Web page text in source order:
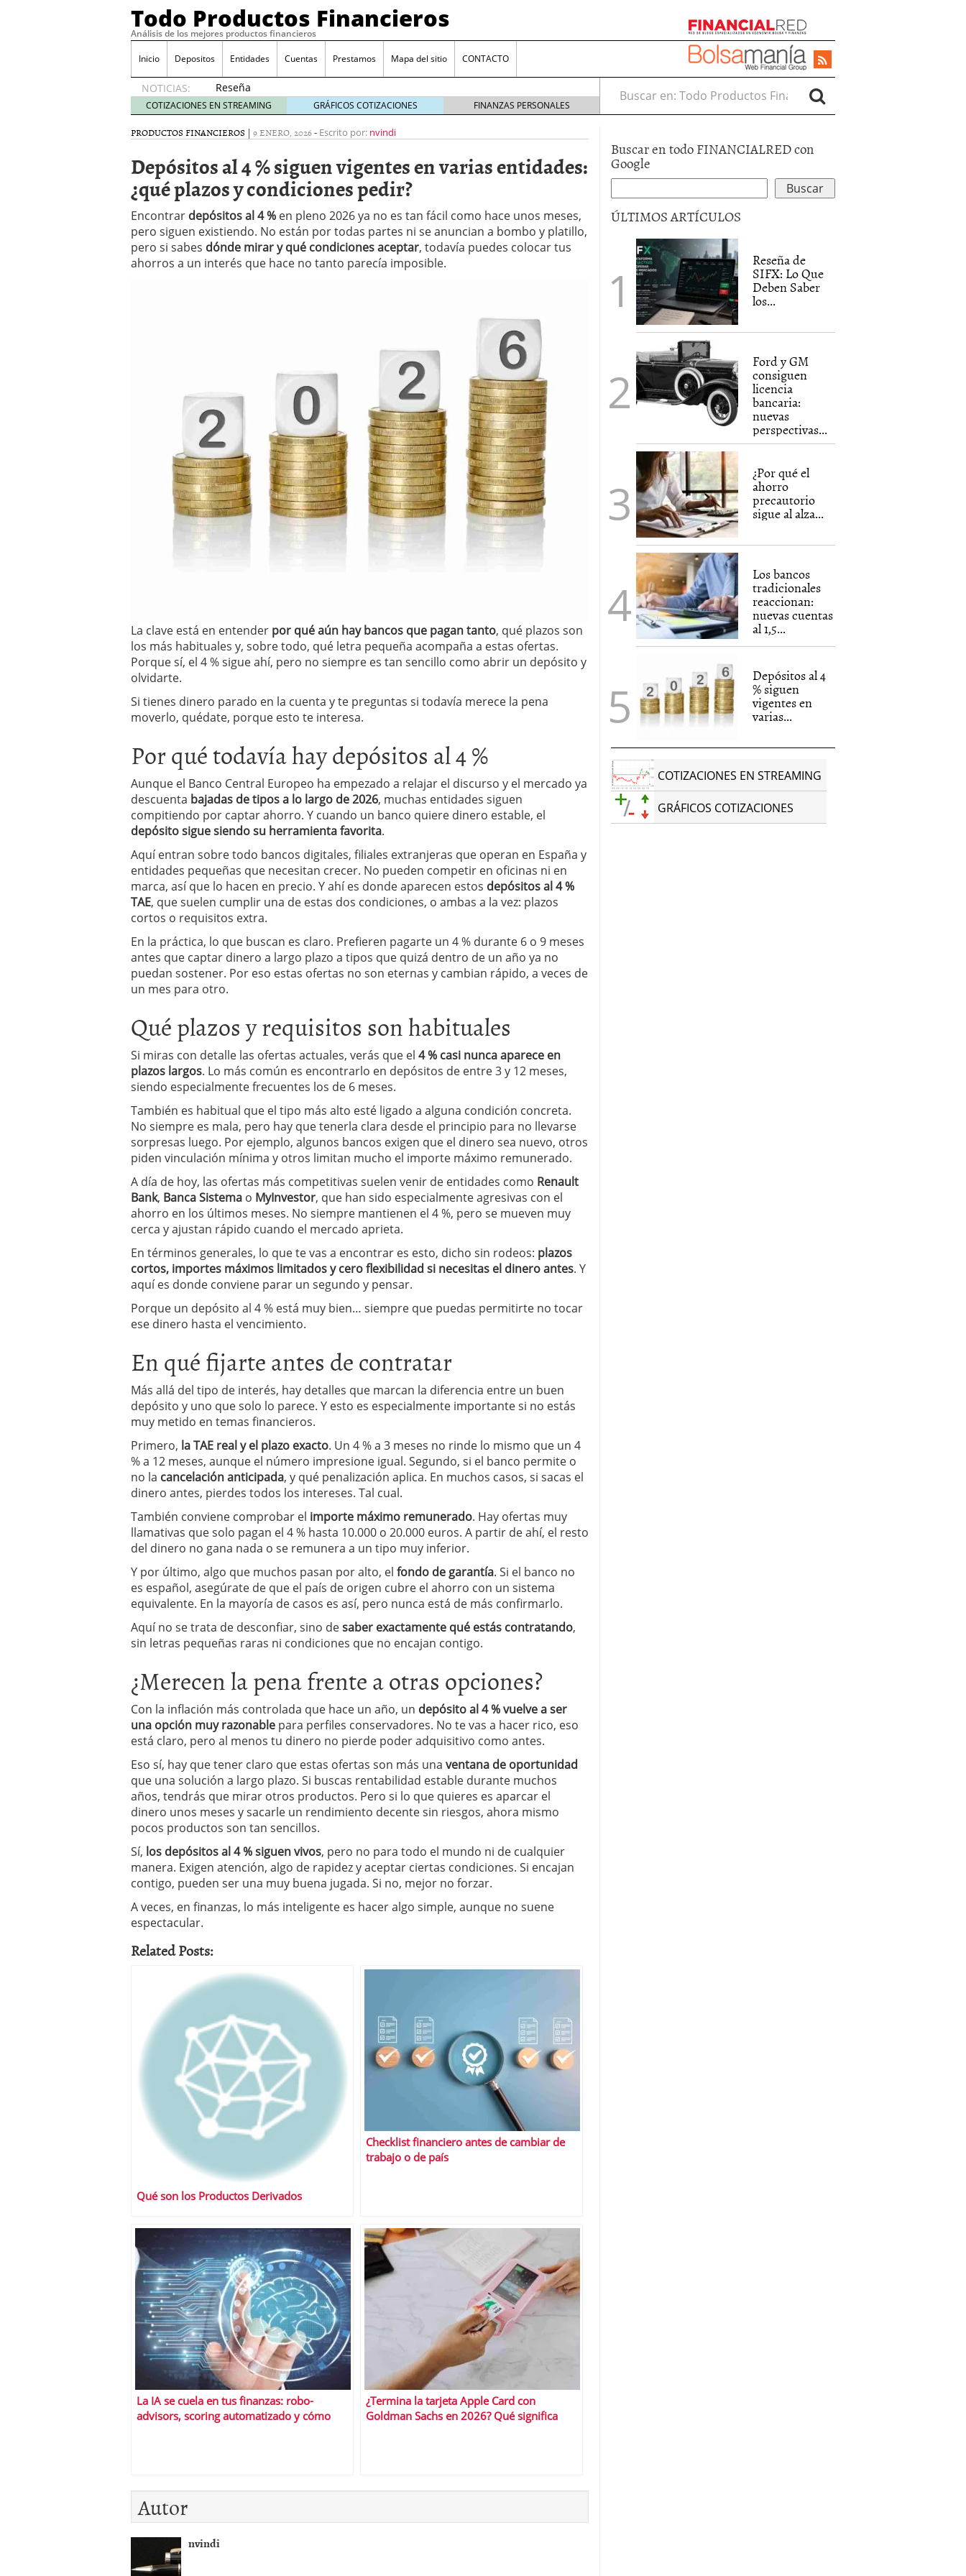
Todo Productos Financieros
Análisis de los mejores productos financieros
Inicio Depositos Entidades Cuentas Prestamos Mapa del sitio CONTACTO
NOTICIAS:
Reseña
de SIFX:
Lo Que
Deben
Traders
Mexicanos
Antes de
Operar
29/06/2026
Ford y GM consiguen licencia bancaria: nuevas perspectivas para productos
financieros ligados al sector automotriz 26/01/2026
¿Por qué el ahorro precautorio sigue al alza entre los hogares?
Depósitos al 4 % siguen vigentes en varias entidades: ¿qué plazos y
COTIZACIONES EN STREAMING GRÁFICOS COTIZACIONES FINANZAS PERSONALES
Buscar en:
PRODUCTOS FINANCIEROS | 9 ENERO, 2026- Escrito por: nvindi
Depósitos al 4 % siguen vigentes en varias entidades:
¿qué plazos y condiciones pedir?
Encontrar depósitos al 4 % en pleno 2026 ya no es tan fácil como hace unos meses,
pero siguen existiendo. No están por todas partes ni se anuncian a bombo y platillo,
pero si sabes dónde mirar y qué condiciones aceptar, todavía puedes colocar tus
ahorros a un interés que hace no tanto parecía imposible.
La clave está en entender por qué aún hay bancos que pagan tanto, qué plazos son
los más habituales y, sobre todo, qué letra pequeña acompaña a estas ofertas.
Porque sí, el 4 % sigue ahí, pero no siempre es tan sencillo como abrir un depósito y
olvidarte.
Si tienes dinero parado en la cuenta y te preguntas si todavía merece la pena
moverlo, quédate, porque esto te interesa.
Por qué todavía hay depósitos al 4 %
Aunque el Banco Central Europeo ha empezado a relajar el discurso y el mercado ya
descuenta bajadas de tipos a lo largo de 2026, muchas entidades siguen
compitiendo por captar ahorro. Y cuando un banco quiere dinero estable, el
depósito sigue siendo su herramienta favorita.
Aquí entran sobre todo bancos digitales, filiales extranjeras que operan en España y
entidades pequeñas que necesitan crecer. No pueden competir en oficinas ni en
marca, así que lo hacen en precio. Y ahí es donde aparecen estos depósitos al 4 %
TAE, que suelen cumplir una de estas dos condiciones, o ambas a la vez: plazos
cortos o requisitos extra.
En la práctica, lo que buscan es claro. Prefieren pagarte un 4 % durante 6 o 9 meses
antes que captar dinero a largo plazo a tipos que quizá dentro de un año ya no
puedan sostener. Por eso estas ofertas no son eternas y cambian rápido, a veces de
un mes para otro.
Qué plazos y requisitos son habituales
Si miras con detalle las ofertas actuales, verás que el 4 % casi nunca aparece en
plazos largos. Lo más común es encontrarlo en depósitos de entre 3 y 12 meses,
siendo especialmente frecuentes los de 6 meses.
También es habitual que el tipo más alto esté ligado a alguna condición concreta.
No siempre es mala, pero hay que tenerla clara desde el principio para no llevarse
sorpresas luego. Por ejemplo, algunos bancos exigen que el dinero sea nuevo, otros
piden vinculación mínima y otros limitan mucho el importe máximo remunerado.
A día de hoy, las ofertas más competitivas suelen venir de entidades como Renault
Bank, Banca Sistema o MyInvestor, que han sido especialmente agresivas con el
ahorro en los últimos meses. No siempre mantienen el 4 %, pero se mueven muy
cerca y ajustan rápido cuando el mercado aprieta.
En términos generales, lo que te vas a encontrar es esto, dicho sin rodeos: plazos
cortos, importes máximos limitados y cero flexibilidad si necesitas el dinero antes. Y
aquí es donde conviene parar un segundo y pensar.
Porque un depósito al 4 % está muy bien… siempre que puedas permitirte no tocar
ese dinero hasta el vencimiento.
En qué fijarte antes de contratar
Más allá del tipo de interés, hay detalles que marcan la diferencia entre un buen
depósito y uno que solo lo parece. Y esto es especialmente importante si no estás
muy metido en temas financieros.
Primero, la TAE real y el plazo exacto. Un 4 % a 3 meses no rinde lo mismo que un 4
% a 12 meses, aunque el número impresione igual. Segundo, si el banco permite o
no la cancelación anticipada, y qué penalización aplica. En muchos casos, si sacas el
dinero antes, pierdes todos los intereses. Tal cual.
También conviene comprobar el importe máximo remunerado. Hay ofertas muy
llamativas que solo pagan el 4 % hasta 10.000 o 20.000 euros. A partir de ahí, el resto
del dinero no gana nada o se remunera a un tipo muy inferior.
Y por último, algo que muchos pasan por alto, el fondo de garantía. Si el banco no
es español, asegúrate de que el país de origen cubre el ahorro con un sistema
equivalente. En la mayoría de casos es así, pero nunca está de más confirmarlo.
Aquí no se trata de desconfiar, sino desaber exactamente qué estás contratando,
sin letras pequeñas raras ni condiciones que no encajan contigo.
¿Merecen la pena frente a otras opciones?
Con la inflación más controlada que hace un año, un depósito al 4 % vuelve a ser
una opción muy razonable para perfiles conservadores. No te vas a hacer rico, eso
está claro, pero al menos tu dinero no pierde poder adquisitivo como antes.
Eso sí, hay que tener claro que estas ofertas son más una ventana de oportunidad
que una solución a largo plazo. Si buscas rentabilidad estable durante muchos
años, tendrás que mirar otros productos. Pero si lo que quieres es aparcar el
dinero unos meses y sacarle un rendimiento decente sin riesgos, ahora mismo
pocos productos son tan sencillos.
Sí, los depósitos al 4 % siguen vivos, pero no para todo el mundo ni de cualquier
manera. Exigen atención, algo de rapidez y aceptar ciertas condiciones. Si encajan
contigo, pueden ser una muy buena jugada. Si no, mejor no forzar.
A veces, en finanzas, lo más inteligente es hacer algo simple, aunque no suene
espectacular.
Related Posts:
Qué son los Productos Derivados
Checklist financiero antes de cambiar de
trabajo o de país
La IA se cuela en tus finanzas: robo-
advisors, scoring automatizado y cómo
¿Termina la tarjeta Apple Card con
Goldman Sachs en 2026? Qué significa
Autor
nvindi
Buscar en todo FINANCIALRED con
Google
ÚLTIMOS ARTÍCULOS
Reseña de
SIFX: Lo Que
Deben Saber
los...
Ford y GM
consiguen
licencia
bancaria:
nuevas
perspectivas...
¿Por qué el
ahorro
precautorio
sigue al alza...
Los bancos
tradicionales
reaccionan:
nuevas cuentas
al 1,5...
Depósitos al 4
% siguen
vigentes en
varias...
COTIZACIONES EN STREAMING
GRÁFICOS COTIZACIONES